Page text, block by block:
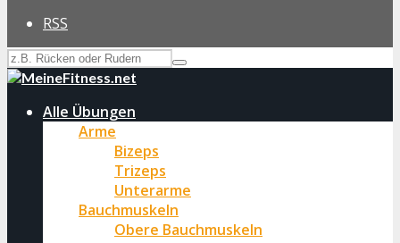
RSS
Alle Übungen
Arme
Bizeps
Trizeps
Unterarme
Bauchmuskeln
Obere Bauchmuskeln